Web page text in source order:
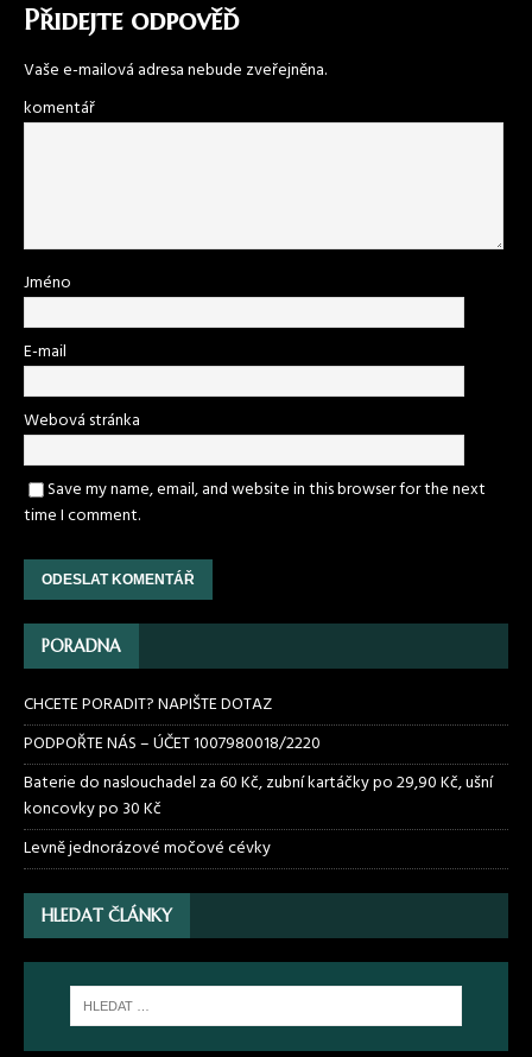
Přidejte odpověď
Vaše e-mailová adresa nebude zveřejněna.
komentář
Jméno
E-mail
Webová stránka
Save my name, email, and website in this browser for the next
time I comment.
PORADNA
CHCETE PORADIT? NAPIŠTE DOTAZ
PODPOŘTE NÁS – ÚČET 1007980018/2220
Baterie do naslouchadel za 60 Kč, zubní kartáčky po 29,90 Kč, ušní
koncovky po 30 Kč
Levně jednorázové močové cévky
HLEDAT ČLÁNKY